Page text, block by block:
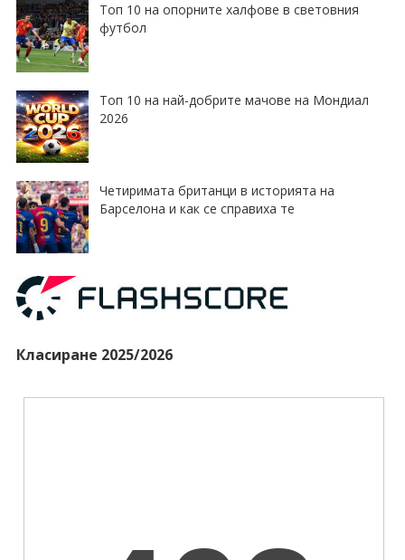
Топ 10 на опорните халфове в световния
футбол
Топ 10 на най-добрите мачове на Мондиал
2026
Четиримата британци в историята на
Барселона и как се справиха те
Класиране 2025/2026